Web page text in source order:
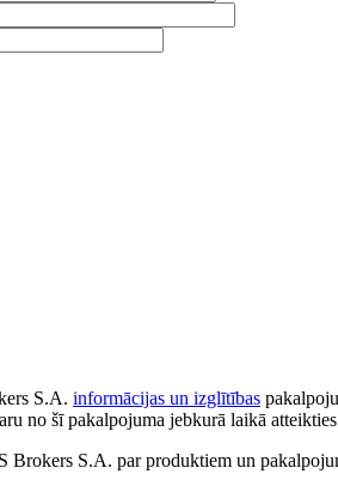
S.A. informācijas un izglītības
no šī pakalpojuma jebkurā laikā
S.A. par produktiem un